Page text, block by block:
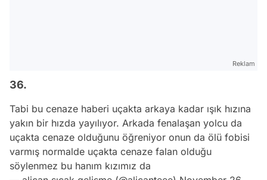
Reklam
36.
Tabi bu cenaze haberi uçakta arkaya kadar ışık hızına
yakın bir hızda yayılıyor. Arkada fenalaşan yolcu da
uçakta cenaze olduğunu öğreniyor onun da ölü fobisi
varmış normalde uçakta cenaze falan olduğu
söylenmez bu hanım kızımız da